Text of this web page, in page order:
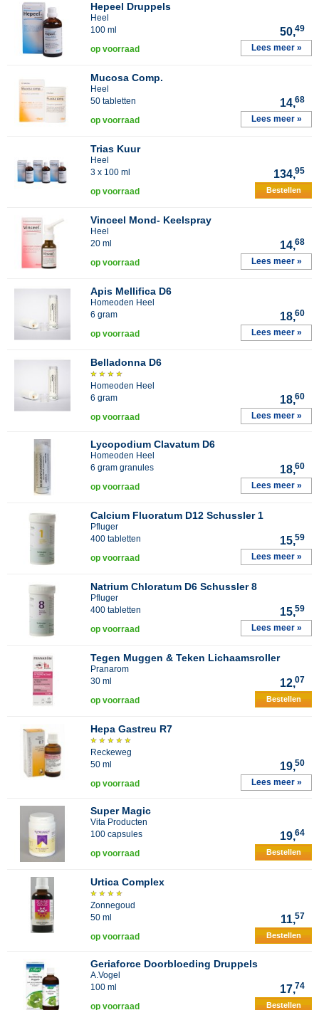
Hepeel Druppels
Heel
100 ml
50,49
op voorraad Lees meer »
Mucosa Comp.
Heel
50 tabletten
14,68
op voorraad Lees meer »
Trias Kuur
Heel
3 x 100 ml
134,95
op voorraad Bestellen
Vinceel Mond- Keelspray
Heel
20 ml
14,68
op voorraad Lees meer »
Apis Mellifica D6
Homeoden Heel
6 gram
18,60
op voorraad Lees meer »
Belladonna D6
Homeoden Heel
6 gram
18,60
op voorraad Lees meer »
Lycopodium Clavatum D6
Homeoden Heel
6 gram granules
18,60
op voorraad Lees meer »
Calcium Fluoratum D12 Schussler 1
Pfluger
400 tabletten
15,59
op voorraad Lees meer »
Natrium Chloratum D6 Schussler 8
Pfluger
400 tabletten
15,59
op voorraad Lees meer »
Tegen Muggen & Teken Lichaamsroller
Pranarom
30 ml
12,07
op voorraad Bestellen
Hepa Gastreu R7
Reckeweg
50 ml
19,50
op voorraad Lees meer »
Super Magic
Vita Producten
100 capsules
19,64
op voorraad Bestellen
Urtica Complex
Zonnegoud
50 ml
11,57
op voorraad Bestellen
Geriaforce Doorbloeding Druppels
A.Vogel
100 ml
17,74
op voorraad Bestellen